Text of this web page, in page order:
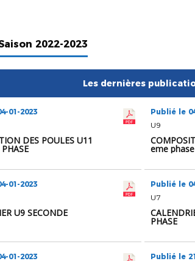
2022-2023
Les dernières
01-2023
DES POULES U11
Publié le
U9
eme phase
01-2023
U9 SECONDE
Publié le
U7
PHASE
01-2023
Publié le